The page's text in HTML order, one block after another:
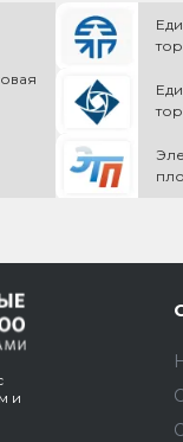
и